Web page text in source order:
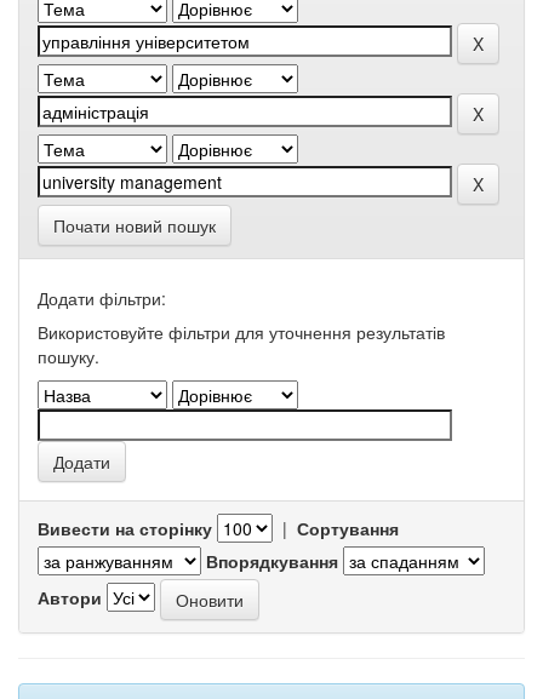
Почати новий пошук
Додати фільтри:
Використовуйте фільтри для уточнення результатів
пошуку.
Вивести на сторінку | Сортування
Впорядкування
Автори